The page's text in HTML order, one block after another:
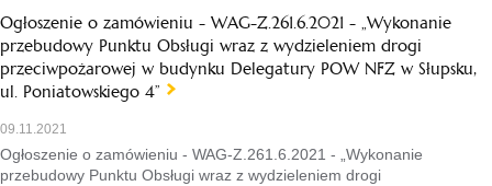
Ogłoszenie o zamówieniu - WAG-Z.261.6.2021 - „Wykonanie
przebudowy Punktu Obsługi wraz z wydzieleniem drogi
przeciwpożarowej w budynku Delegatury POW NFZ w Słupsku,
ul. Poniatowskiego 4”
09.11.2021
Ogłoszenie o zamówieniu - WAG-Z.261.6.2021 - „Wykonanie
przebudowy Punktu Obsługi wraz z wydzieleniem drogi